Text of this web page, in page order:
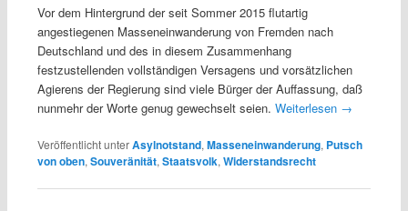
Vor dem Hintergrund der seit Sommer 2015 flutartig
angestiegenen Masseneinwanderung von Fremden nach
Deutschland und des in diesem Zusammenhang
festzustellenden vollständigen Versagens und vorsätzlichen
Agierens der Regierung sind viele Bürger der Auffassung, daß
nunmehr der Worte genug gewechselt seien. Weiterlesen →
Veröffentlicht unterAsylnotstand, Masseneinwanderung, Putsch
von oben, Souveränität, Staatsvolk, Widerstandsrecht